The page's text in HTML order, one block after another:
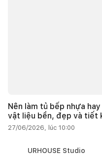
Nên làm tủ bếp nhựa
vật liệu bền, đẹp và tiết
27/06/2026, lúc 10:00
URHOUSE Studio